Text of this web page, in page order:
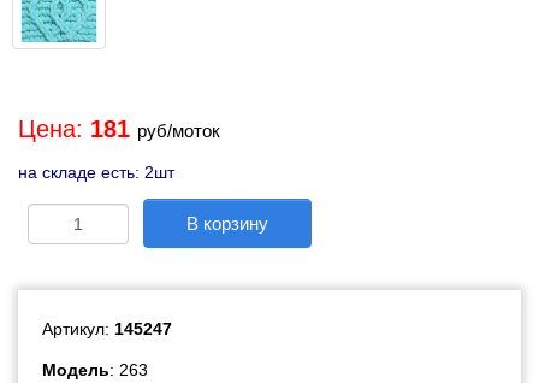
Цена: 181 руб/моток
на складе есть: 2шт
В корзину
Артикул: 145247
Модель: 263